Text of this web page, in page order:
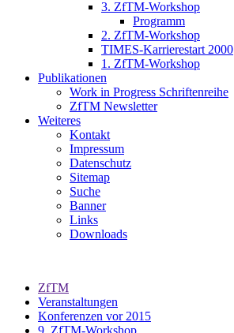
3. ZfTM-Workshop
Programm
2. ZfTM-Workshop
TIMES-Karrierestart 2000
1. ZfTM-Workshop
Publikationen
Work in Progress Schriftenreihe
ZfTM Newsletter
Weiteres
Kontakt
Impressum
Datenschutz
Sitemap
Suche
Banner
Links
Downloads
ZfTM
Veranstaltungen
Konferenzen vor 2015
9. ZfTM-Workshop